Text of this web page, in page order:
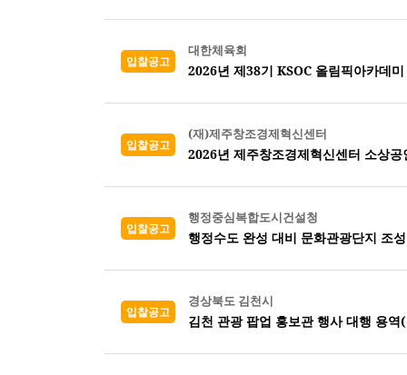
입찰공고
대한체육회
2026년 제38기 KSOC 올림픽아카데
입찰공고
(재)제주창조경제혁신센터
2026년 제주창조경제혁신센터 소상
입찰공고
행정중심복합도시건설청
행정수도 완성 대비 문화관광단지 조
입찰공고
경상북도 김천시
김천 관광 팝업 홍보관 행사 대행 용